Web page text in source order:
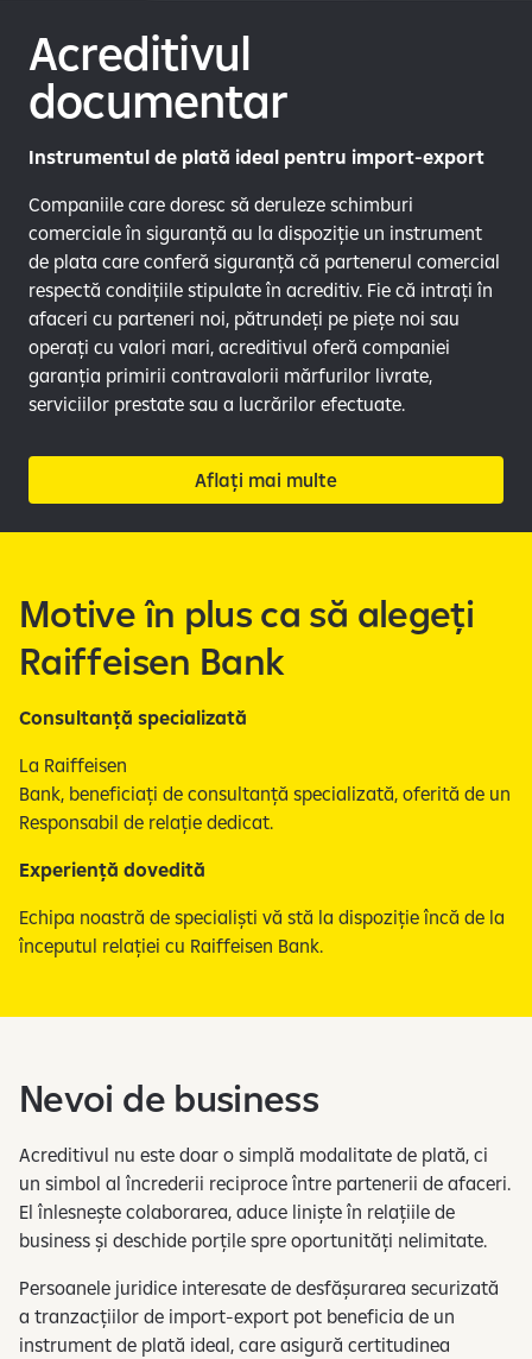
Acreditivul
documentar
Instrumentul de plată ideal pentru import-export
Companiile care doresc să deruleze schimburi
comerciale în siguranță au la dispoziție un instrument
de plata care conferă siguranță că partenerul comercial
respectă condițiile stipulate în acreditiv. Fie că intrați în
afaceri cu parteneri noi, pătrundeți pe piețe noi sau
operați cu valori mari, acreditivul oferă companiei
garanția primirii contravalorii mărfurilor livrate,
serviciilor prestate sau a lucrărilor efectuate.
Aflați mai multe
Motive în plus ca să alegeți
Raiffeisen Bank
Consultanță specializată
La Raiffeisen
Bank, beneficiați de consultanță specializată, oferită de un
Responsabil de relație dedicat.
Experiență dovedită
Echipa noastră de specialiști vă stă la dispoziție încă de la
începutul relației cu Raiffeisen Bank.
Nevoi de business
Acreditivul nu este doar o simplă modalitate de plată, ci
un simbol al încrederii reciproce între partenerii de afaceri.
El înlesnește colaborarea, aduce liniște în relațiile de
business și deschide porțile spre oportunități nelimitate.
Persoanele juridice interesate de desfășurarea securizată
a tranzacțiilor de import-export pot beneficia de un
instrument de plată ideal, care asigură certitudinea